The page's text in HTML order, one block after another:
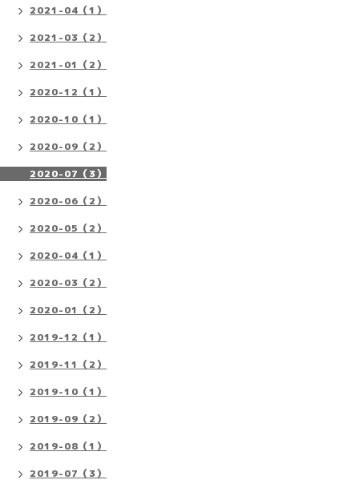
2021-04（1）
2021-03（2）
2021-01（2）
2020-12（1）
2020-10（1）
2020-09（2）
2020-07（3）
2020-06（2）
2020-05（2）
2020-04（1）
2020-03（2）
2020-01（2）
2019-12（1）
2019-11（2）
2019-10（1）
2019-09（2）
2019-08（1）
2019-07（3）